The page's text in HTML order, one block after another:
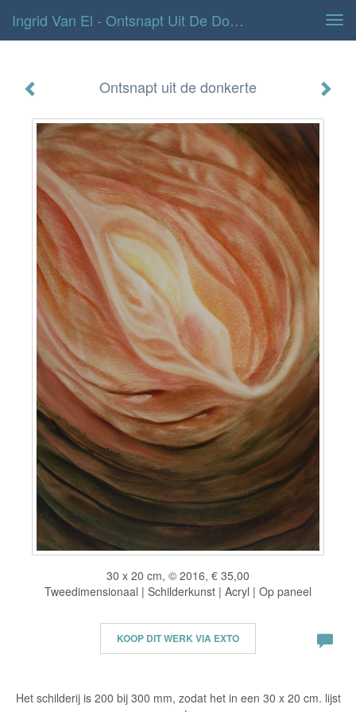
Ingrid Van El - Ontsnapt Uit De Donkerte
Ontsnapt uit de donkerte
30 x 20 cm, © 2016, € 35,00
Tweedimensionaal | Schilderkunst | Acryl | Op paneel
KOOP DIT WERK VIA EXTO
Het schilderij is 200 bij 300 mm, zodat het in een 30 x 20 cm. lijst